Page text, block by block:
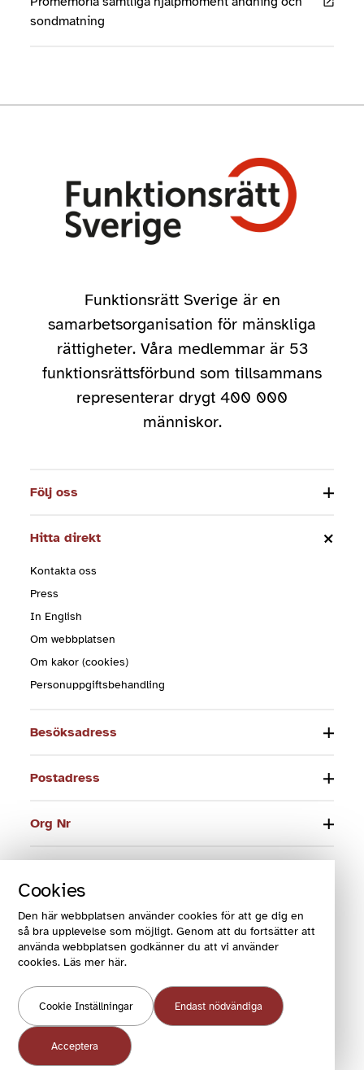
Cookies
Den här webbplatsen använder cookies för att ge dig en
så bra upplevelse som möjligt. Genom att du fortsätter att
använda webbplatsen godkänner du att vi använder
cookies. Läs mer här.
Cookie Inställningar Endast nödvändiga
Acceptera
sondmatning
Funktionsrätt Sverige är en
samarbetsorganisation för mänskliga
rättigheter. Våra medlemmar är 53
funktionsrättsförbund som tillsammans
representerar drygt 400 000
människor.
Följ oss
Hitta direkt
Kontakta oss
Press
In English
Om webbplatsen
Om kakor (cookies)
Personuppgiftsbehandling
Besöksadress
Postadress
Org Nr
E-post
© 2024 Funktionsrätt Sverige
COOKIES OCH VILLKOR
COOKIEINSTÄLLNINGAR